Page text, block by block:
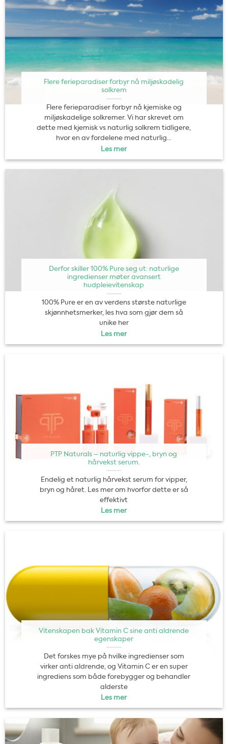
Flere ferieparadiser forbyr nå miljøskadelig
solkrem
Flere ferieparadiser forbyr nå kjemiske og
miljøskadelige solkremer. Vi har skrevet om
dette med kjemisk vs naturlig solkrem tidligere,
hvor en av fordelene med naturlig...
Les mer
Derfor skiller 100% Pure seg ut: naturlige
ingredienser møter avansert
hudpleievitenskap
100% Pure er en av verdens største naturlige
skjønnhetsmerker, les hva som gjør dem så
unike her
Les mer
PTP Naturals – naturlig vippe-, bryn og
hårvekst serum.
Endelig et naturlig hårvekst serum for vipper,
bryn og håret. Les mer om hvorfor dette er så
effektivt
Les mer
Vitenskapen bak Vitamin C sine anti aldrende
egenskaper
Det forskes mye på hvilke ingredienser som
virker anti aldrende, og Vitamin C er en super
ingrediens som både forebygger og behandler
alderste
Les mer